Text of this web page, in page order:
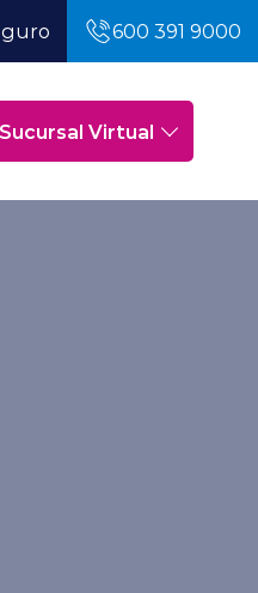
600 391 9000
Sucursal Virtual